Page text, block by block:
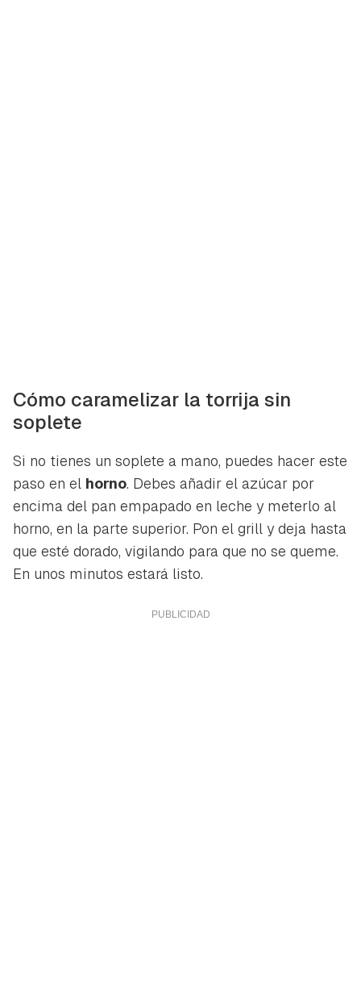
Cómo caramelizar la torrija sin
soplete
Si no tienes un soplete a mano, puedes hacer este
paso en el horno. Debes añadir el azúcar por
encima del pan empapado en leche y meterlo al
horno, en la parte superior. Pon el grill y deja hasta
que esté dorado, vigilando para que no se queme.
En unos minutos estará listo.